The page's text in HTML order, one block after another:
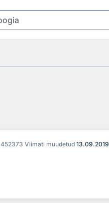
452373 Viimati muudetud 13.09.2019